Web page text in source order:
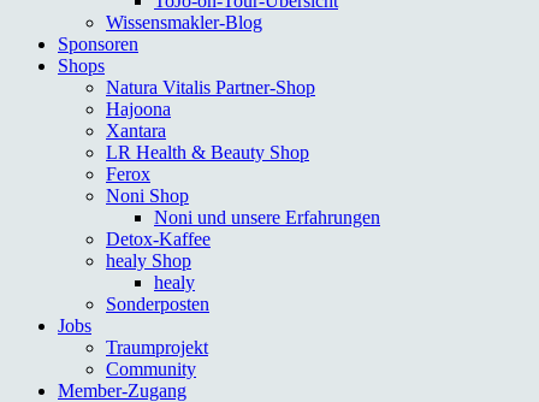
Wissensmakler-Blog
Sponsoren
Shops
Natura Vitalis Partner-Shop
Hajoona
Xantara
LR Health & Beauty Shop
Ferox
Noni Shop
Noni und unsere Erfahrungen
Detox-Kaffee
healy Shop
healy
Sonderposten
Jobs
Traumprojekt
Community
Member-Zugang